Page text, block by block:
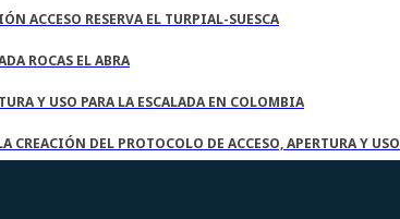
ACCESO RESERVA EL TURPIAL-SUESCA
ROCAS EL ABRA
Y USO PARA LA ESCALADA EN COLOMBIA
CREACIÓN DEL PROTOCOLO DE ACCESO, APERTURA Y USO